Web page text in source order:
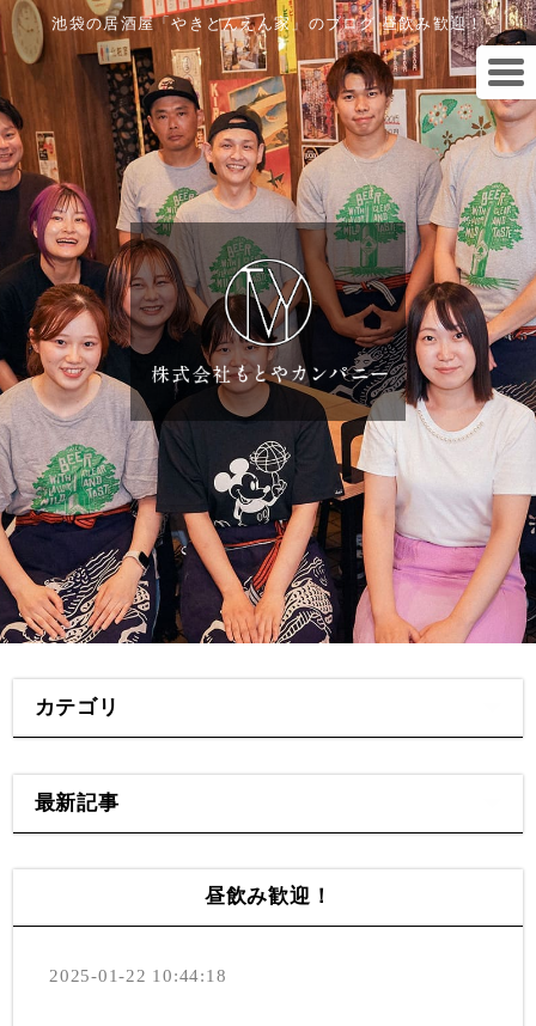
池袋の居酒屋「やきとんえん家」のブログ 昼飲み歓迎！
カテゴリ
最新記事
昼飲み歓迎！
2025-01-22 10:44:18